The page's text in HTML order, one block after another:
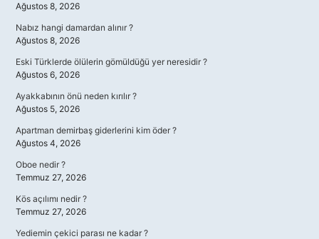
Ağustos 8, 2026
Nabız hangi damardan alınır ?
Ağustos 8, 2026
Eski Türklerde ölülerin gömüldüğü yer neresidir ?
Ağustos 6, 2026
Ayakkabının önü neden kırılır ?
Ağustos 5, 2026
Apartman demirbaş giderlerini kim öder ?
Ağustos 4, 2026
Oboe nedir ?
Temmuz 27, 2026
Kös açılımı nedir ?
Temmuz 27, 2026
Yediemin çekici parası ne kadar ?